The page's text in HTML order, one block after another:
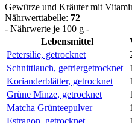
Gewürze und Kräuter mit
Nährwerttabelle: 72
- Nährwerte je 100 g -
Lebensmittel
Petersilie, getrocknet
Schnittlauch, gefriergetrocknet
Korianderblätter, getrocknet
Grüne Minze, getrocknet
Matcha Grünteepulver
Estragon, getrocknet